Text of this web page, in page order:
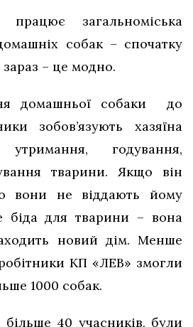
загальноміська
собак – спочатку
– це модно.
домашньої собаки до
зобов’язують хазяїна
годування,
тварини. Якщо він
вони не віддають йому
біда для тварини – вона
новий дім. Менше
КП «ЛЕВ» змогли
1000 собак.
більше 40 учасників, були